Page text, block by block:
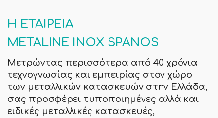
Η ΕΤΑΙΡΕΊΑ
METALINE INOX SPANOS
Μετρώντας περισσότερα από 40 χρόνια
τεχνογνωσίας και εμπειρίας στον χώρο
των μεταλλικών κατασκευών στην Ελλάδα,
σας προσφέρει τυποποιημένες αλλά και
ειδικές μεταλλικές κατασκευές,